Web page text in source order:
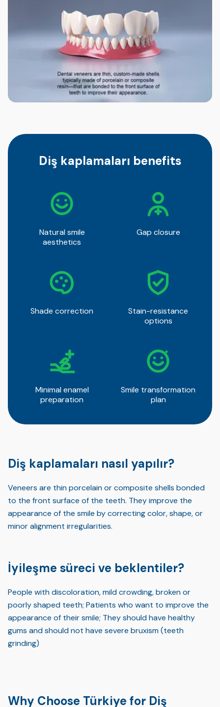
Diş kaplamaları benefits
Natural smile
aesthetics
Gap closure
Shade correction
Stain-resistance
options
Minimal enamel
preparation
Smile transformation
plan
Diş kaplamaları nasıl yapılır?
Veneers are thin porcelain or composite shells bonded
to the front surface of the teeth. They improve the
appearance of the smile by correcting color, shape, or
minor alignment irregularities.
İyileşme süreci ve beklentiler?
People with discoloration, mild crowding, broken or
poorly shaped teeth; Patients who want to improve the
appearance of their smile; They should have healthy
gums and should not have severe bruxism (teeth
grinding)
Why Choose Türkiye for Diş